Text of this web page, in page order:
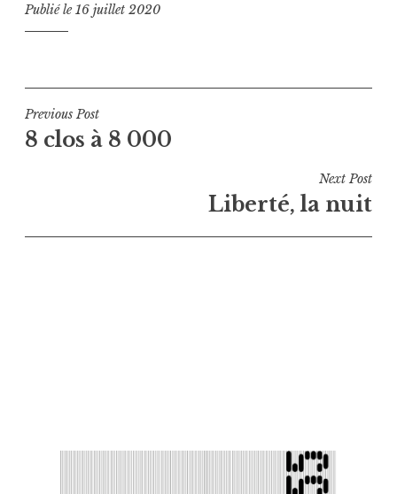
Publié le16 juillet 2020
Navigation
de
Previous Post
8 clos à 8 000
Next Post
Liberté, la nuit